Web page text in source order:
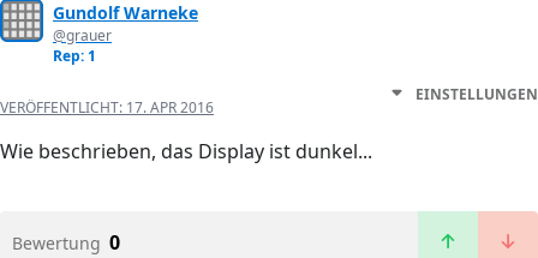
Gundolf Warneke
@grauer
Rep: 1
VERÖFFENTLICHT: 17. APR 2016
EINSTELLUNGEN
Wie beschrieben, das Display ist dunkel...
Bewertung 0